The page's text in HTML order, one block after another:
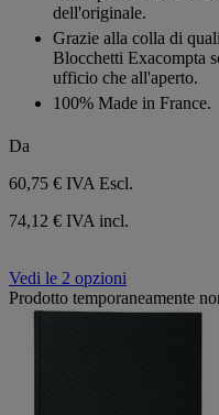
dell'originale.
Grazie alla colla di
Blocchetti Exacompta
ufficio che all'aperto.
100% Made in France.
Da
60,75 € IVA Escl.
74,12 € IVA incl.
Vedi le 2 opzioni
Prodotto temporaneamente